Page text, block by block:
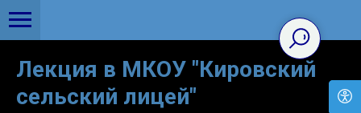
Лекция в МКОУ "Кировский
сельский лицей"